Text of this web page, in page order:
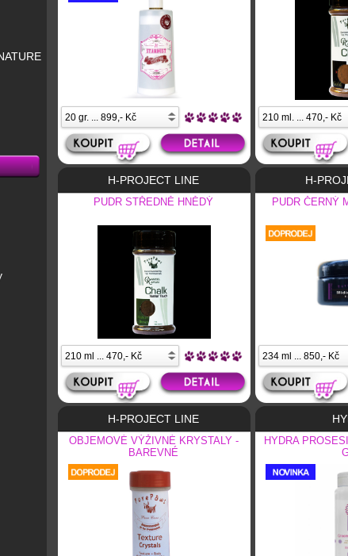
H-PROJECT LINE
PUDR STŘEDNĚ HNĚDÝ
H-
PUDR ČERNÝ
H-PROJECT LINE
OBJEMOVÉ VÝŽIVNÉ KRYSTALY -
BAREVNÉ
HYDRA